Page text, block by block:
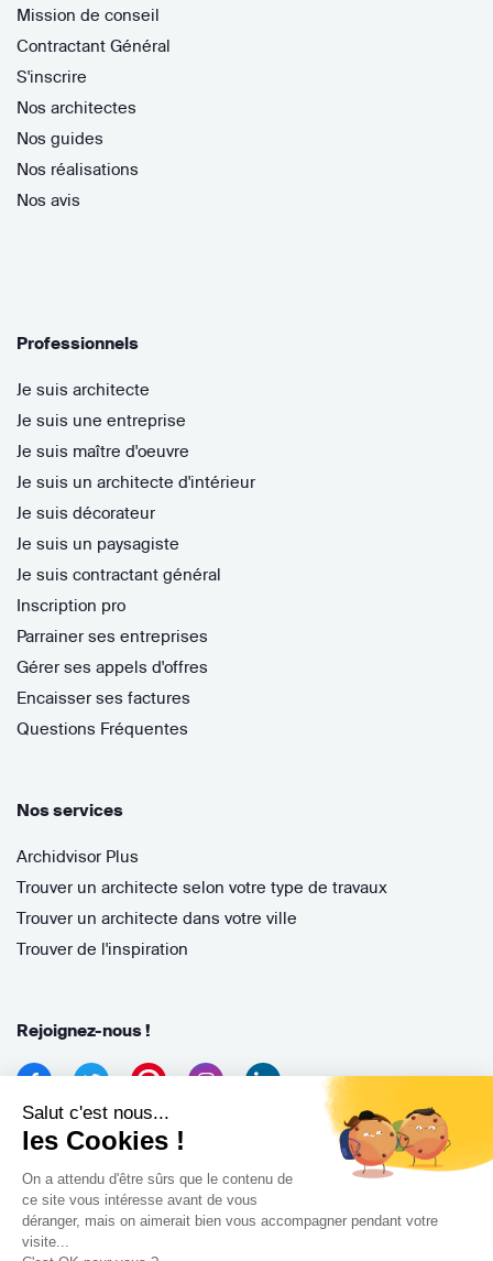
Salut c'est nous...
les Cookies !
On a attendu d'être sûrs que le contenu de
ce site vous intéresse avant de vous
déranger, mais on aimerait bien vous accompagner pendant votre
visite...
Mission de conseil
Contractant Général
S'inscrire
Nos architectes
Nos guides
Nos réalisations
Nos avis
Professionnels
Je suis architecte
Je suis une entreprise
Je suis maître d'oeuvre
Je suis un architecte d'intérieur
Je suis décorateur
Je suis un paysagiste
Je suis contractant général
Inscription pro
Parrainer ses entreprises
Gérer ses appels d'offres
Encaisser ses factures
Questions Fréquentes
Nos services
Archidvisor Plus
Trouver un architecte selon votre type de travaux
Trouver un architecte dans votre ville
Trouver de l'inspiration
Rejoignez-nous !
Archidvisor
13 Rue des Cordeliers, 33000 Bordeaux, France